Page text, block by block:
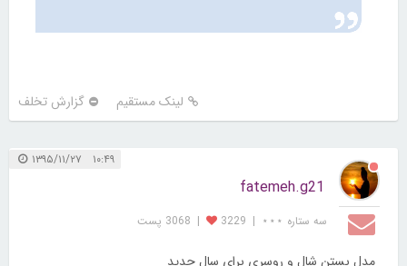
لینک مستقیم گزارش تخلف
۱۰:۴۹ ۱۳۹۵/۱۱/۲۷
fatemeh.g21
سه ستاره ⋆⋆⋆ |
3229
| 3068 پست
مدل بستن شال و روسری برای سال جدید